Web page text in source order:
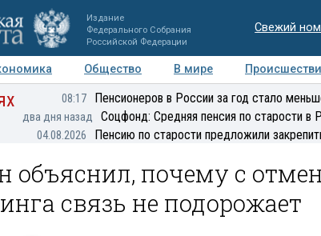
Издание
Федерального Собрания
Российской Федерации
Свежий
Общество В мире
Мнения Регионы Медиацентр
08:17 Пенсионеров в России за год стало
два дня назад Соцфонд: Средняя пенсия по старости в
04.08.2026 Пенсию по старости предложили
объяснил, почему с
связь не подорожает